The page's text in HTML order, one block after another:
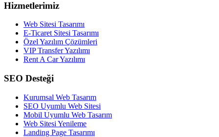
Hizmetlerimiz
Web Sitesi Tasarımı
E-Ticaret Sitesi Tasarımı
Özel Yazılım Çözümleri
VIP Transfer Yazılımı
Rent A Car Yazılımı
SEO Desteği
Kurumsal Web Tasarım
SEO Uyumlu Web Sitesi
Mobil Uyumlu Web Tasarım
Web Sitesi Yenileme
Landing Page Tasarımı